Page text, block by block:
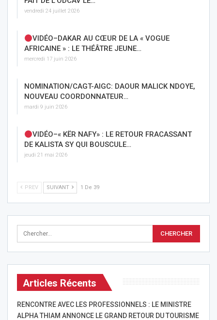
vendredi 24 juillet 2026
VIDÉO–DAKAR AU CŒUR DE LA « VOGUE
AFRICAINE » : LE THÉÂTRE JEUNE…
mercredi 17 juin 2026
NOMINATION/CAGT-AIGC: DAOUR MALICK NDOYE,
NOUVEAU COORDONNATEUR…
mardi 9 juin 2026
VIDÉO–« KËR NAFY» : LE RETOUR FRACASSANT
DE KALISTA SY QUI BOUSCULE…
jeudi 21 mai 2026
PREV SUIVANT 1 De 39
Articles Récents
RENCONTRE AVEC LES PROFESSIONNELS : LE MINISTRE
ALPHA THIAM ANNONCE LE GRAND RETOUR DU TOURISME